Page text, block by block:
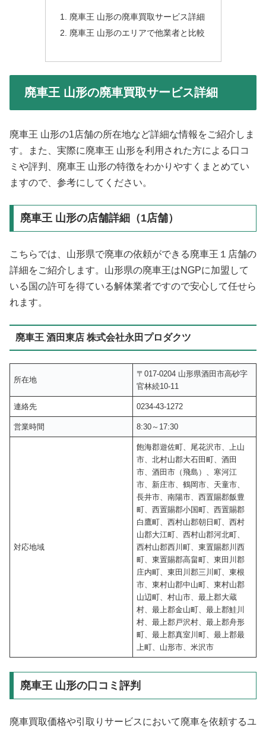
廃車王 山形の廃車買取サービス詳細
廃車王 山形のエリアで他業者と比較
廃車王 山形の廃車買取サービス詳細
廃車王 山形の1店舗の所在地など詳細な情報をご紹介しま
す。また、実際に廃車王 山形を利用された方による口コ
ミや評判、廃車王 山形の特徴をわかりやすくまとめてい
ますので、参考にしてください。
廃車王 山形の店舗詳細（1店舗）
こちらでは、山形県で廃車の依頼ができる廃車王１店舗の
詳細をご紹介します。山形県の廃車王はNGPに加盟して
いる国の許可を得ている解体業者ですので安心して任せら
れます。
廃車王 酒田東店 株式会社永田プロダクツ
所在地
〒017-0204 山形県酒田市高砂字
官林続10-11
連絡先 0234-43-1272
営業時間 8:30～17:30
対応地域
飽海郡遊佐町、尾花沢市、上山
市、北村山郡大石田町、酒田
市、酒田市（飛島）、寒河江
市、新庄市、鶴岡市、天童市、
長井市、南陽市、西置賜郡飯豊
町、西置賜郡小国町、西置賜郡
白鷹町、西村山郡朝日町、西村
山郡大江町、西村山郡河北町、
西村山郡西川町、東置賜郡川西
町、東置賜郡高畠町、東田川郡
庄内町、東田川郡三川町、東根
市、東村山郡中山町、東村山郡
山辺町、村山市、最上郡大蔵
村、最上郡金山町、最上郡鮭川
村、最上郡戸沢村、最上郡舟形
町、最上郡真室川町、最上郡最
上町、山形市、米沢市
廃車王 山形の口コミ評判
廃車買取価格や引取りサービスにおいて廃車を依頼するユ